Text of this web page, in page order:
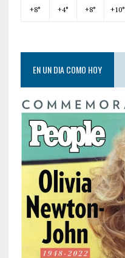
+8° +4° +8° +10°
EN UN DIA COMO HOY